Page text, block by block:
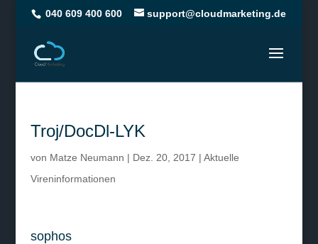
040 609 400 600 support@cloudmarketing.de
Troj/DocDl-LYK
von Matze Neumann | Dez. 20, 2017 | Aktuelle
Vireninformationen
sophos